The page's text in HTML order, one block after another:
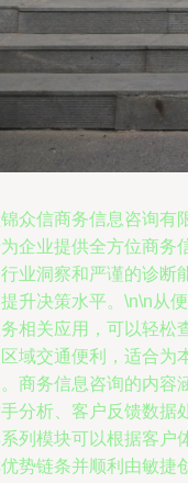
众信商务信息咨询有
企业提供全方位商务
业洞察和严谨的诊断
升决策水平。\n\n从
相关应用，可以轻松
域交通便利，适合为
商务信息咨询的内容
分析、客户反馈数据
列模块可以根据客户
势链条并顺利由敏捷